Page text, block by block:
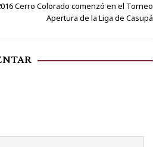
Cerro Colorado comenzó en el Torneo
Apertura de la Liga de Casupá